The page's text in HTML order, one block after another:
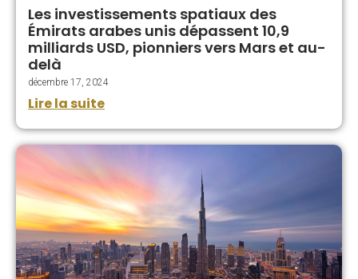
Les investissements spatiaux des
Émirats arabes unis dépassent 10,9
milliards USD, pionniers vers Mars et au-
delà
décembre 17, 2024
Lire la suite